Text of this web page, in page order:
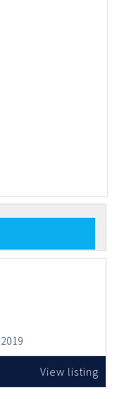
2019
View listing